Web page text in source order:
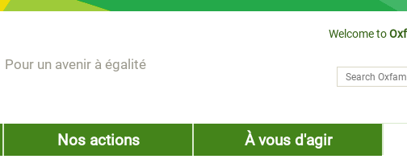
Welcome to
Pour un avenir à égalité
Search
Nos actions À vous d'agir